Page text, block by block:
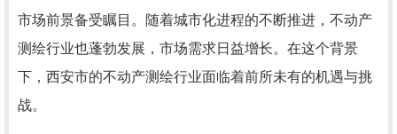
市场前景备受瞩目。随着城市化进程的不断推进，不动产
测绘行业也蓬勃发展，市场需求日益增长。在这个背景
下，西安市的不动产测绘行业面临着前所未有的机遇与挑
战。